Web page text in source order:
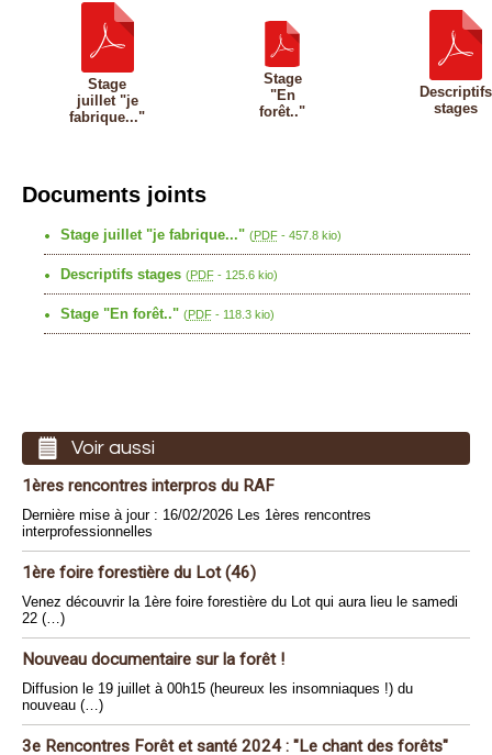
Stage
juillet "je
fabrique..."
Stage
"En
forêt.."
Descriptifs
stages
Documents joints
Stage juillet "je fabrique..." (PDF- 457.8 kio)
Descriptifs stages (PDF- 125.6 kio)
Stage "En forêt.." (PDF- 118.3 kio)
Voir aussi
1ères rencontres interpros du RAF
Dernière mise à jour : 16/02/2026 Les 1ères rencontres
interprofessionnelles
1ère foire forestière du Lot (46)
Venez découvrir la 1ère foire forestière du Lot qui aura lieu le samedi
22 (…)
Nouveau documentaire sur la forêt !
Diffusion le 19 juillet à 00h15 (heureux les insomniaques !) du
nouveau (…)
3e Rencontres Forêt et santé 2024 : "Le chant des forêts"